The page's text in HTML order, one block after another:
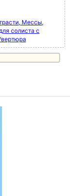
Мессы,
солиста с